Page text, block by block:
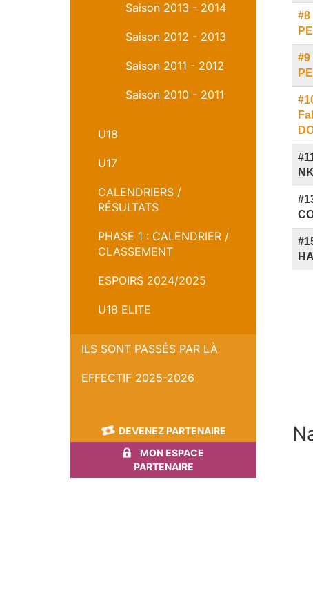
Saison 2013 - 2014
Saison 2012 - 2013
Saison 2011 - 2012
Saison 2010 - 2011
U18
U17
CALENDRIERS /
RÉSULTATS
PHASE 1 : CALENDRIER /
CLASSEMENT
ESPOIRS 2024/2025
U18 ELITE
ILS SONT PASSÉS PAR LÀ
EFFECTIF 2025-2026
DEVENEZ PARTENAIRE
MON ESPACE
PARTENAIRE
#8
#9
#